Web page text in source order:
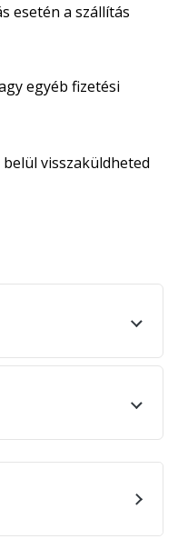
esetén a szállítás
egyéb fizetési
visszaküldheted